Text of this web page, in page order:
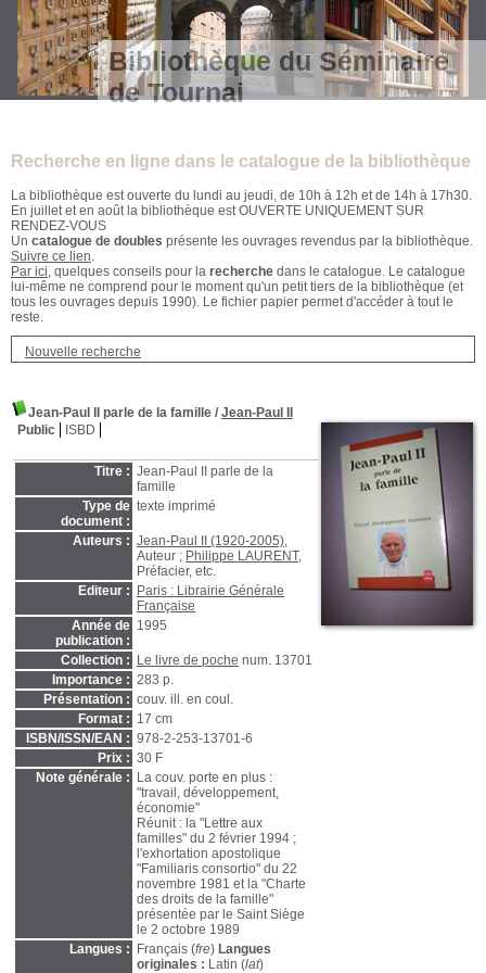
Bibliothèque du Séminaire
de Tournai
Recherche en ligne dans le catalogue de la bibliothèque
La bibliothèque est ouverte du lundi au jeudi, de 10h à 12h et de 14h à 17h30.
En juillet et en août la bibliothèque est OUVERTE UNIQUEMENT SUR
RENDEZ-VOUS
Un catalogue de doubles présente les ouvrages revendus par la bibliothèque.
Suivre ce lien.
Par ici, quelques conseils pour la recherche dans le catalogue. Le catalogue
lui-même ne comprend pour le moment qu'un petit tiers de la bibliothèque (et
tous les ouvrages depuis 1990). Le fichier papier permet d'accéder à tout le
reste.
Nouvelle recherche
Jean-Paul II parle de la famille / Jean-Paul II
Public
ISBD
Titre : Jean-Paul II parle de la
famille
Type de
document :
texte imprimé
Auteurs : Jean-Paul II (1920-2005),
Auteur ; Philippe LAURENT,
Préfacier, etc.
Editeur :
Paris : Librairie Générale
Française
Année de
publication :
1995
Collection : Le livre de poche num. 13701
Importance : 283 p.
Présentation : couv. ill. en coul.
Format : 17 cm
ISBN/ISSN/EAN : 978-2-253-13701-6
Prix : 30 F
Note générale :
La couv. porte en plus :
"travail, développement,
économie"
Réunit : la "Lettre aux
familles" du 2 février 1994 ;
l'exhortation apostolique
"Familiaris consortio" du 22
novembre 1981 et la "Charte
des droits de la famille"
présentée par le Saint Siège
le 2 octobre 1989
Langues :
Français (fre) Langues
originales : Latin (lat)